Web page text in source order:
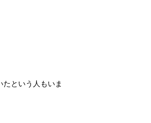
という人もいま